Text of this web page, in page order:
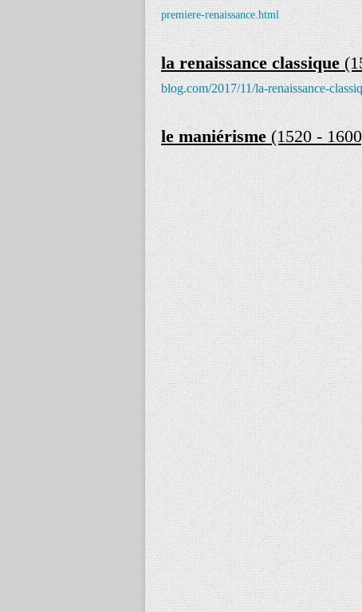
premiere-renaissance.html
la renaissance classique
blog.com/2017/11/la-renaissance-
le maniérisme(1520 -